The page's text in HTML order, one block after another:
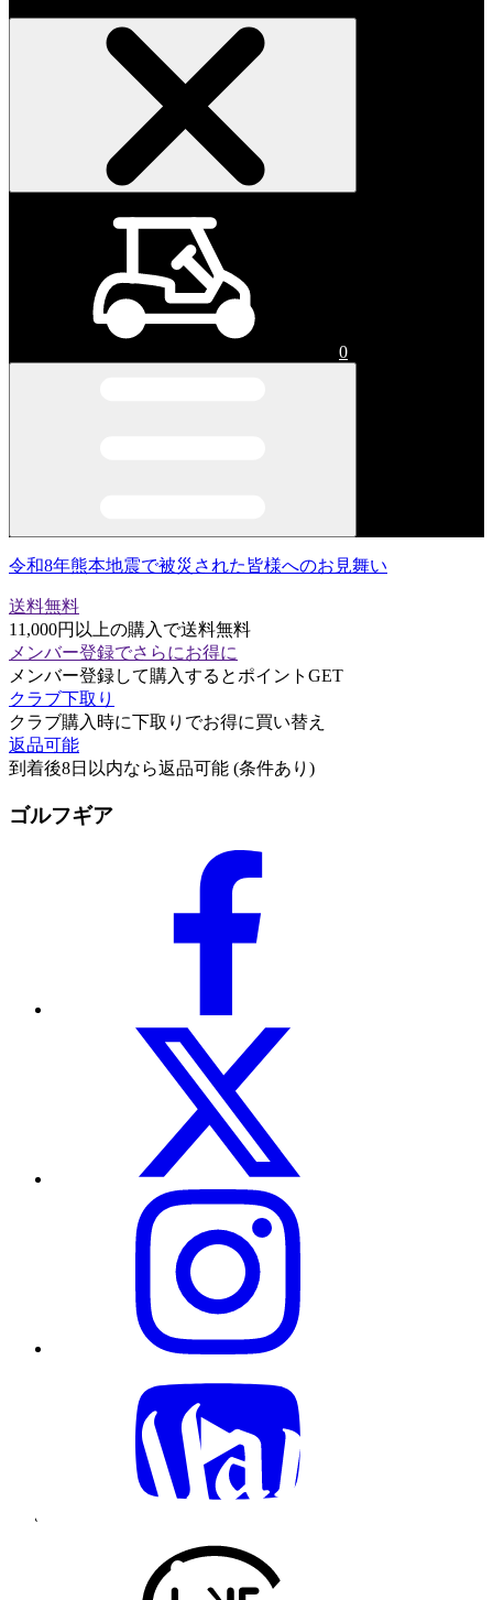
0
令和8年熊本地震で被災された皆様へのお見舞い
送料無料
11,000円以上の購入で送料無料
メンバー登録でさらにお得に
メンバー登録して購入するとポイントGET
クラブ下取り
クラブ購入時に下取りでお得に買い替え
返品可能
到着後8日以内なら返品可能 (条件あり)
ゴルフギア